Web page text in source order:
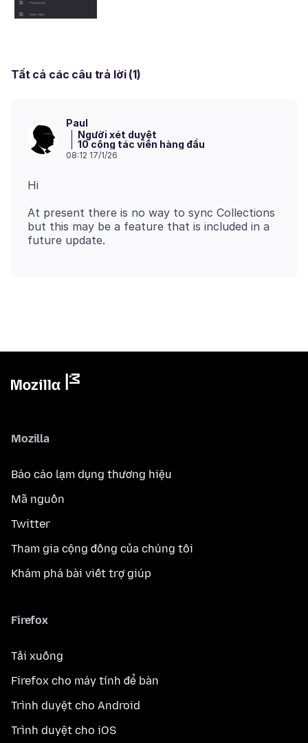
Tất cả các câu trả lời (1)
Paul
Người xét duyệt
10 cộng tác viên hàng đầu
08:12 17/1/26
At present there is no way to sync Collections
but this may be a feature that is included in a
Mozilla
Báo cáo lạm dụng thương hiệu
Mã nguồn
Twitter
Tham gia cộng đồng của chúng tôi
Khám phá bài viết trợ giúp
Firefox
Tải xuống
Firefox cho máy tính để bàn
Trình duyệt cho Android
Trình duyệt cho iOS